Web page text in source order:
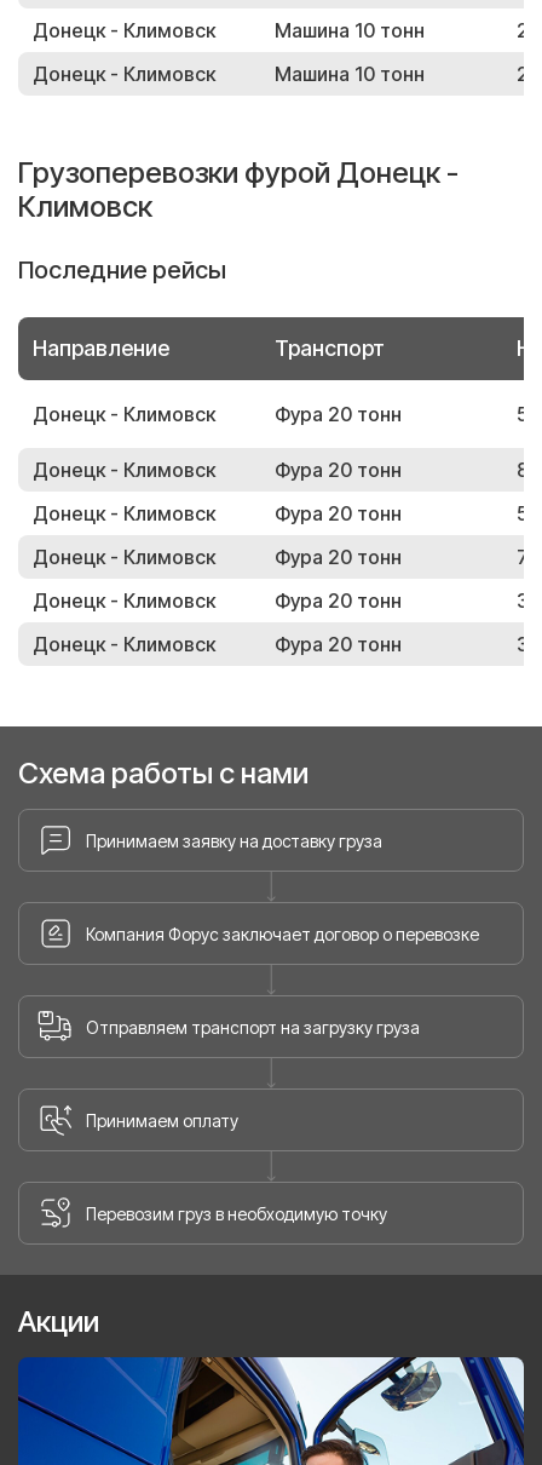
Донецк - Климовск
Машина 10 тонн
Донецк - Климовск
Машина 10 тонн
Грузоперевозки фурой Донецк -
Климовск
Последние рейсы
Направление Транспорт
Донецк - Климовск Фура 20 тонн
Донецк - Климовск Фура 20 тонн
Донецк - Климовск
Фура 20 тонн
Донецк - Климовск
Фура 20 тонн
Донецк - Климовск
Фура 20 тонн
Донецк - Климовск
Фура 20 тонн
Схема работы с нами
Принимаем заявку на доставку груза
Компания Форус заключает договор о перевозке
Отправляем транспорт на загрузку груза
Принимаем оплату
Перевозим груз в необходимую точку
Акции